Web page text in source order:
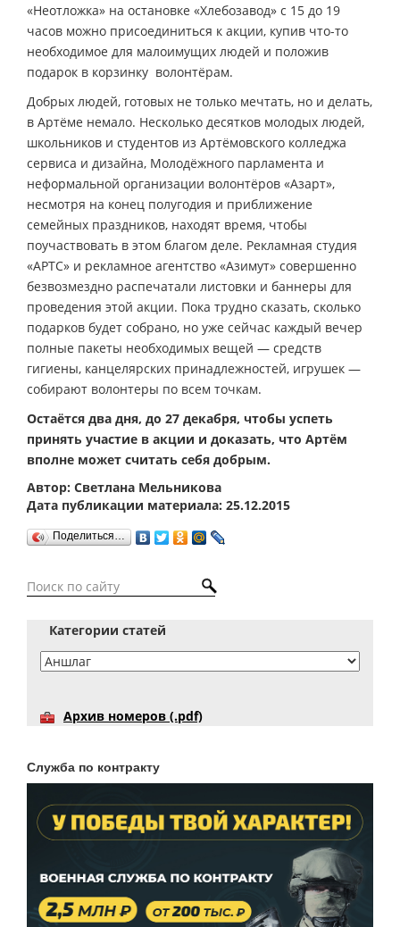
«Неотложка» на остановке «Хлебозавод» с 15 до 19
часов можно присоединиться к акции, купив что-то
необходимое для малоимущих людей и положив
подарок в корзинку волонтёрам.
Добрых людей, готовых не только мечтать, но и делать,
в Артёме немало. Несколько десятков молодых людей,
школьников и студентов из Артёмовского колледжа
сервиса и дизайна, Молодёжного парламента и
неформальной организации волонтёров «Азарт»,
несмотря на конец полугодия и приближение
семейных праздников, находят время, чтобы
поучаствовать в этом благом деле. Рекламная студия
«АРТС» и рекламное агентство «Азимут» совершенно
безвозмездно распечатали листовки и баннеры для
проведения этой акции. Пока трудно сказать, сколько
подарков будет собрано, но уже сейчас каждый вечер
полные пакеты необходимых вещей — средств
гигиены, канцелярских принадлежностей, игрушек —
собирают волонтеры по всем точкам.
Остаётся два дня, до 27 декабря, чтобы успеть
принять участие в акции и доказать, что Артём
вполне может считать себя добрым.
Автор: Светлана Мельникова
Дата публикации материала: 25.12.2015
Поделиться…
Категории статей
Архив номеров (.pdf)
Служба по контракту